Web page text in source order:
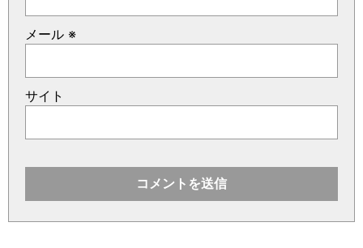
メール ※
サイト